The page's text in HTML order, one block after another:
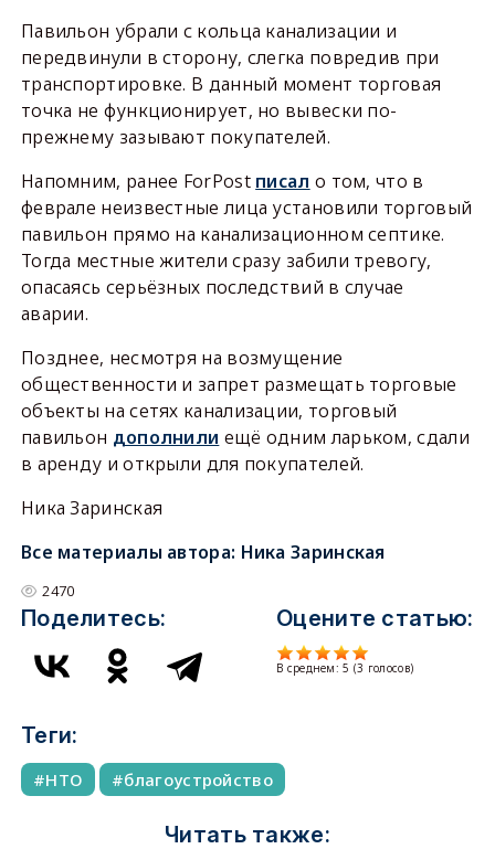
Павильон убрали с кольца канализации и
передвинули в сторону, слегка повредив при
транспортировке. В данный момент торговая
точка не функционирует, но вывески по-
прежнему зазывают покупателей.
Напомним, ранее ForPost писал о том, что в
феврале неизвестные лица установили торговый
павильон прямо на канализационном септике.
Тогда местные жители сразу забили тревогу,
опасаясь серьёзных последствий в случае
аварии.
Позднее, несмотря на возмущение
общественности и запрет размещать торговые
объекты на сетях канализации, торговый
павильон дополнили ещё одним ларьком, сдали
в аренду и открыли для покупателей.
Ника Заринская
Все материалы автора: Ника Заринская
2470
Поделитесь: Оцените статью:
В среднем:5 (3 голосов)
Теги:
НТО благоустройство
Читать также: